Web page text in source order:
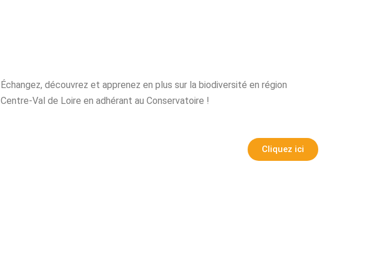
Échangez, découvrez et apprenez en plus sur la biodiversité en région
Centre-Val de Loire en adhérant au Conservatoire !
Cliquez ici